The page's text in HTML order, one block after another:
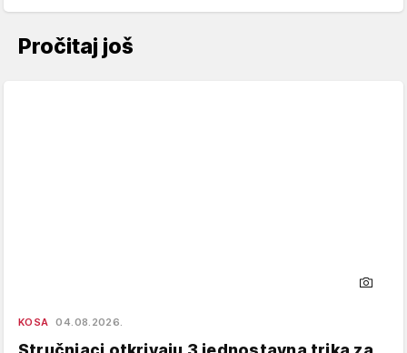
Pročitaj još
KOSA 04.08.2026.